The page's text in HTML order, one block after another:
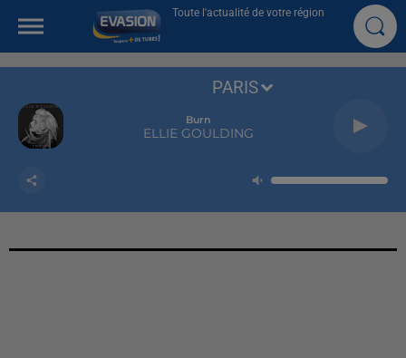
Toute l'actualité de votre région
Burn
ELLIE GOULDING
PARIS